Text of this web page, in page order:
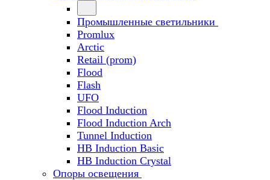
Промышленные светильники
Promlux
Arctic
Retail (prom)
Flood
Flash
UFO
Flood Induction
Flood Induction Arch
Tunnel Induction
HB Induction Basic
HB Induction Crystal
Опоры освещения